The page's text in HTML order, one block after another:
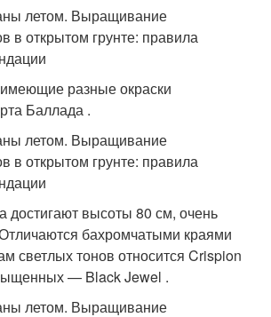
разные окраски
Баллада .
достигают высоты 80 см, очень
бахромчатыми краями
светлых тонов относится Crispion
— Black Jewel .